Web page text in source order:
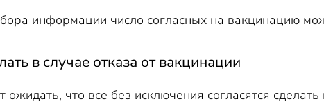
информации число согласных на вакцинацию
в случае отказа от вакцинации
ожидать, что все без исключения согласятся